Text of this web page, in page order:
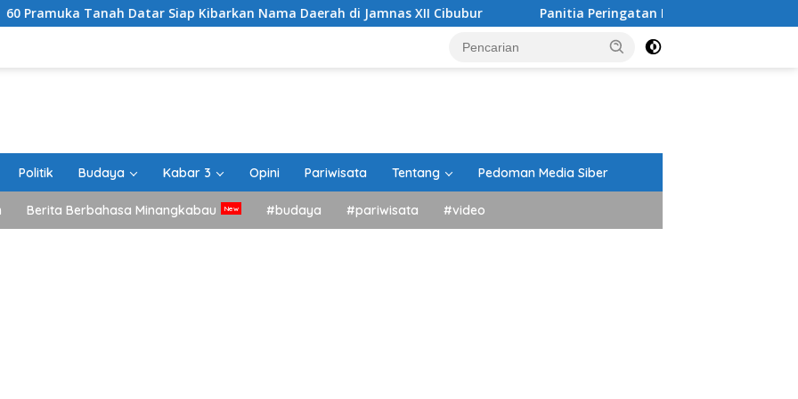
Datar Siap Kibarkan Nama Daerah di Jamnas XII Cibubur Panitia Peringatan HUT RI Kecamatan Lima Kaum
Politik Budaya Kabar 3 Opini Pariwisata Tentang Pedoman Media Siber
Berita Berbahasa Minangkabau #budaya #pariwisata #video